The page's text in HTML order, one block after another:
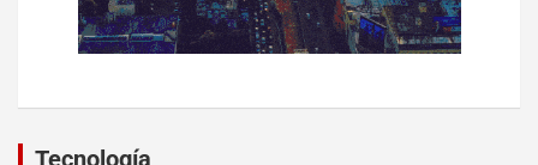
Tecnología